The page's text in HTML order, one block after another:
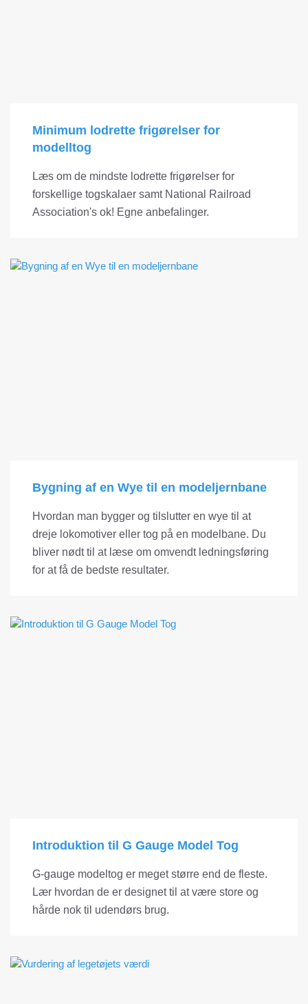
Minimum lodrette frigørelser for
modelltog
Læs om de mindste lodrette frigørelser for
forskellige togskalaer samt National Railroad
Association's ok! Egne anbefalinger.
Bygning af en Wye til en modeljernbane
Hvordan man bygger og tilslutter en wye til at
dreje lokomotiver eller tog på en modelbane. Du
bliver nødt til at læse om omvendt ledningsføring
for at få de bedste resultater.
Introduktion til G Gauge Model Tog
G-gauge modeltog er meget større end de fleste.
Lær hvordan de er designet til at være store og
hårde nok til udendørs brug.